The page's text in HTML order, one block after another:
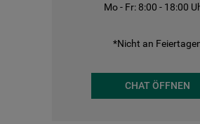
Mo - Fr: 8:00 - 18:00
*Nicht an
CHAT ÖFFNEN